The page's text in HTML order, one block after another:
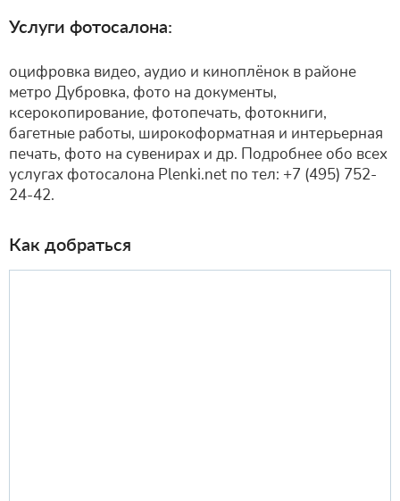
Услуги фотосалона:
оцифровка видео, аудио и киноплёнок в районе
метро Дубровка, фото на документы,
ксерокопирование, фотопечать, фотокниги,
багетные работы, широкоформатная и интерьерная
печать, фото на сувенирах и др. Подробнее обо всех
услугах фотосалона Plenki.net по тел: +7 (495) 752-
24-42.
Как добраться